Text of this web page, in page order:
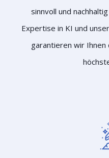
sinnvoll und
Expertise in KI und
garantieren wir Ihnen